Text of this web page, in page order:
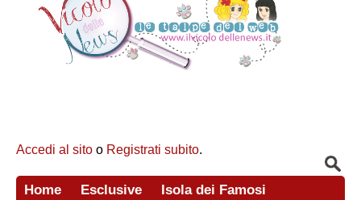
Accedi al sito o Registrati subito.
Home Esclusive
Isola dei Famosi